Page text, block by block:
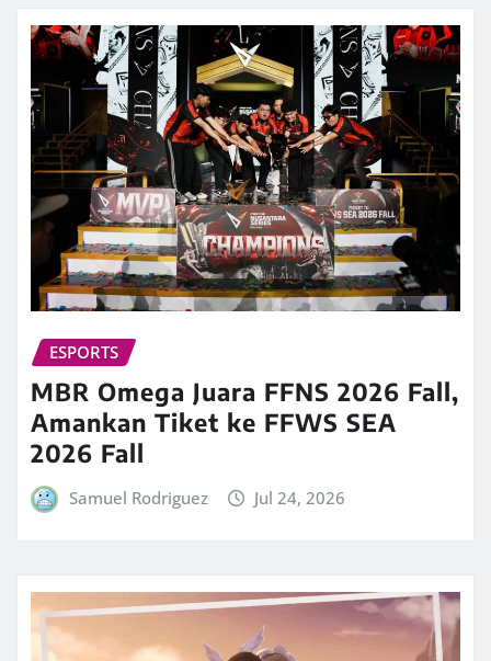
ESPORTS
MBR Omega Juara FFNS 2026 Fall,
Amankan Tiket ke FFWS SEA
2026 Fall
Samuel Rodriguez Jul 24, 2026